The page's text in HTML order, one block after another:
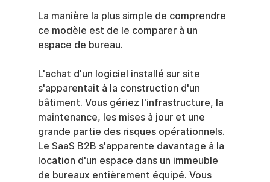
La manière la plus simple de comprendre
ce modèle est de le comparer à un
espace de bureau.
L'achat d'un logiciel installé sur site
s'apparentait à la construction d'un
bâtiment. Vous gériez l'infrastructure, la
maintenance, les mises à jour et une
grande partie des risques opérationnels.
Le SaaS B2B s'apparente davantage à la
location d'un espace dans un immeuble
de bureaux entièrement équipé. Vous